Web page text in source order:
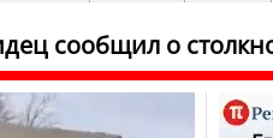
сообщил о